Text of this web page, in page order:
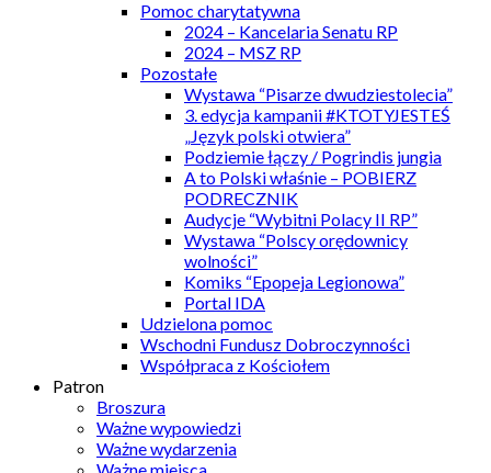
Pomoc charytatywna
2024 – Kancelaria Senatu RP
2024 – MSZ RP
Pozostałe
Wystawa “Pisarze dwudziestolecia”
3. edycja kampanii #KTOTYJESTEŚ
„Język polski otwiera”
Podziemie łączy / Pogrindis jungia
A to Polski właśnie – POBIERZ
PODRECZNIK
Audycje “Wybitni Polacy II RP”
Wystawa “Polscy orędownicy
wolności”
Komiks “Epopeja Legionowa”
Portal IDA
Udzielona pomoc
Wschodni Fundusz Dobroczynności
Współpraca z Kościołem
Patron
Broszura
Ważne wypowiedzi
Ważne wydarzenia